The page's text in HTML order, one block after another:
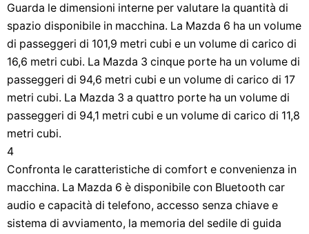
Guarda le dimensioni interne per valutare la quantità di
spazio disponibile in macchina. La Mazda 6 ha un volume
di passeggeri di 101,9 metri cubi e un volume di carico di
16,6 metri cubi. La Mazda 3 cinque porte ha un volume di
passeggeri di 94,6 metri cubi e un volume di carico di 17
metri cubi. La Mazda 3 a quattro porte ha un volume di
passeggeri di 94,1 metri cubi e un volume di carico di 11,8
metri cubi.
4
Confronta le caratteristiche di comfort e convenienza in
macchina. La Mazda 6 è disponibile con Bluetooth car
audio e capacità di telefono, accesso senza chiave e
sistema di avviamento, la memoria del sedile di guida